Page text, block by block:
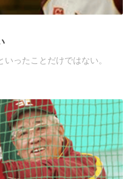
ったことだけではない。